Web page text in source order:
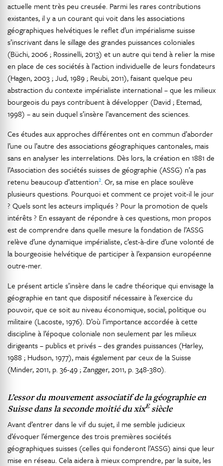
actuelle ment très peu creusée. Parmi les rares contributions
existantes, il y a un courant qui voit dans les associations
géographiques helvétiques le reflet d’un impérialisme suisse
s’inscrivant dans le sillage des grandes puissances coloniales
(Büchi, 2006 ; Rossinelli, 2013) et un autre qui tend à relier la mise
en place de ces sociétés à l’action individuelle de leurs fondateurs
(Hagen, 2003 ; Jud, 1989 ; Reubi, 2011), faisant quelque peu
abstraction du contexte impérialiste international – que les milieux
bourgeois du pays contribuent à développer (David ; Etemad,
1998) – au sein duquel s’insère l’avancement des sciences.
Ces études aux approches différentes ont en commun d’aborder
l’une ou l’autre des associations géographiques cantonales, mais
sans en analyser les interrelations. Dès lors, la création en 1881 de
l’Association des sociétés suisses de géographie (ASSG) n’a pas
retenu beaucoup d’attention2. Or, sa mise en place soulève
plusieurs questions. Pourquoi et comment ce projet voit-il le jour
? Quels sont les acteurs impliqués ? Pour la promotion de quels
intérêts ? En essayant de répondre à ces questions, mon propos
est de comprendre dans quelle mesure la fondation de l’ASSG
relève d’une dynamique impérialiste, c’est-à-dire d’une volonté de
la bourgeoisie helvétique de participer à l’expansion européenne
outre-mer.
Le présent article s’insère dans le cadre théorique qui envisage la
géographie en tant que dispositif nécessaire à l’exercice du
pouvoir, que ce soit au niveau économique, social, politique ou
militaire (Lacoste, 1976). D’où l’importance accordée à cette
discipline à l’époque coloniale non seulement par les milieux
dirigeants – publics et privés – des grandes puissances (Harley,
1988 ; Hudson, 1977), mais également par ceux de la Suisse
(Minder, 2011, p. 36-49 ; Zangger, 2011, p. 348-380).
L’essor du mouvement associatif de la géographie en
Suisse dans la seconde moitié du xixEsiècle
Avant d’entrer dans le vif du sujet, il me semble judicieux
d’évoquer l’émergence des trois premières sociétés
géographiques suisses (celles qui fonderont l’ASSG) ainsi que leur
mise en réseau. Cela aidera à mieux comprendre, par la suite, les